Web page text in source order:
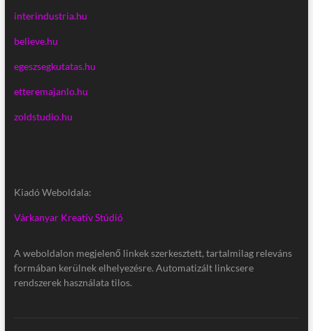
interindustria.hu
believe.hu
egeszsegkutatas.hu
etteremajanlo.hu
zoldstudio.hu
Kiadó Weboldala:
Várkanyar Kreatív Stúdió
A weboldalon megjelenő linkek szerkesztett, tartalmilag releváns
formában kerülnek elhelyezésre. Automatizált linkcsere
rendszerek használata tilos.